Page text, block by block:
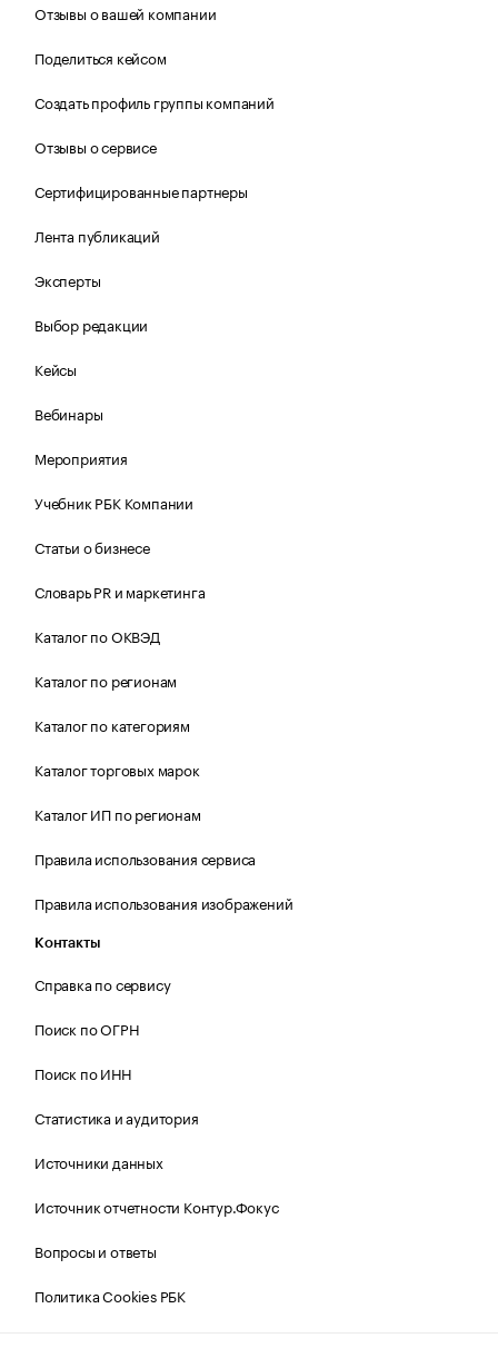
Отзывы о вашей компании
Поделиться кейсом
Создать профиль группы компаний
Отзывы о сервисе
Сертифицированные партнеры
Лента публикаций
Эксперты
Выбор редакции
Кейсы
Вебинары
Мероприятия
Учебник РБК Компании
Статьи о бизнесе
Словарь PR и маркетинга
Каталог по ОКВЭД
Каталог по регионам
Каталог по категориям
Каталог торговых марок
Каталог ИП по регионам
Правила использования сервиса
Правила использования изображений
Контакты
Справка по сервису
Поиск по ОГРН
Поиск по ИНН
Статистика и аудитория
Источники данных
Источник отчетности Контур.Фокус
Вопросы и ответы
Политика Cookies РБК